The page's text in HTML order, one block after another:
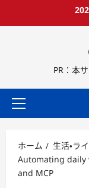
ス
ッ
PR：本
メ
メ
ニ
ュ
ホーム
生活・ラ
Automating daily
and MCP